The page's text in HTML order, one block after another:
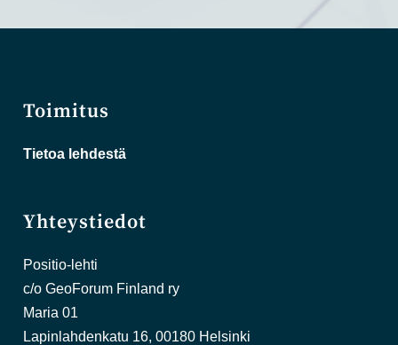
Toimitus
Tietoa lehdestä
Yhteystiedot
Positio-lehti
c/o GeoForum Finland ry
Maria 01
Lapinlahdenkatu 16, 00180 Helsinki